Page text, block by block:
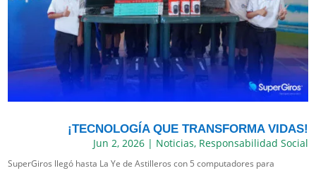
¡TECNOLOGÍA QUE TRANSFORMA VIDAS!
Jun 2, 2026| Noticias, Responsabilidad Social
SuperGiros llegó hasta La Ye de Astilleros con 5 computadores para